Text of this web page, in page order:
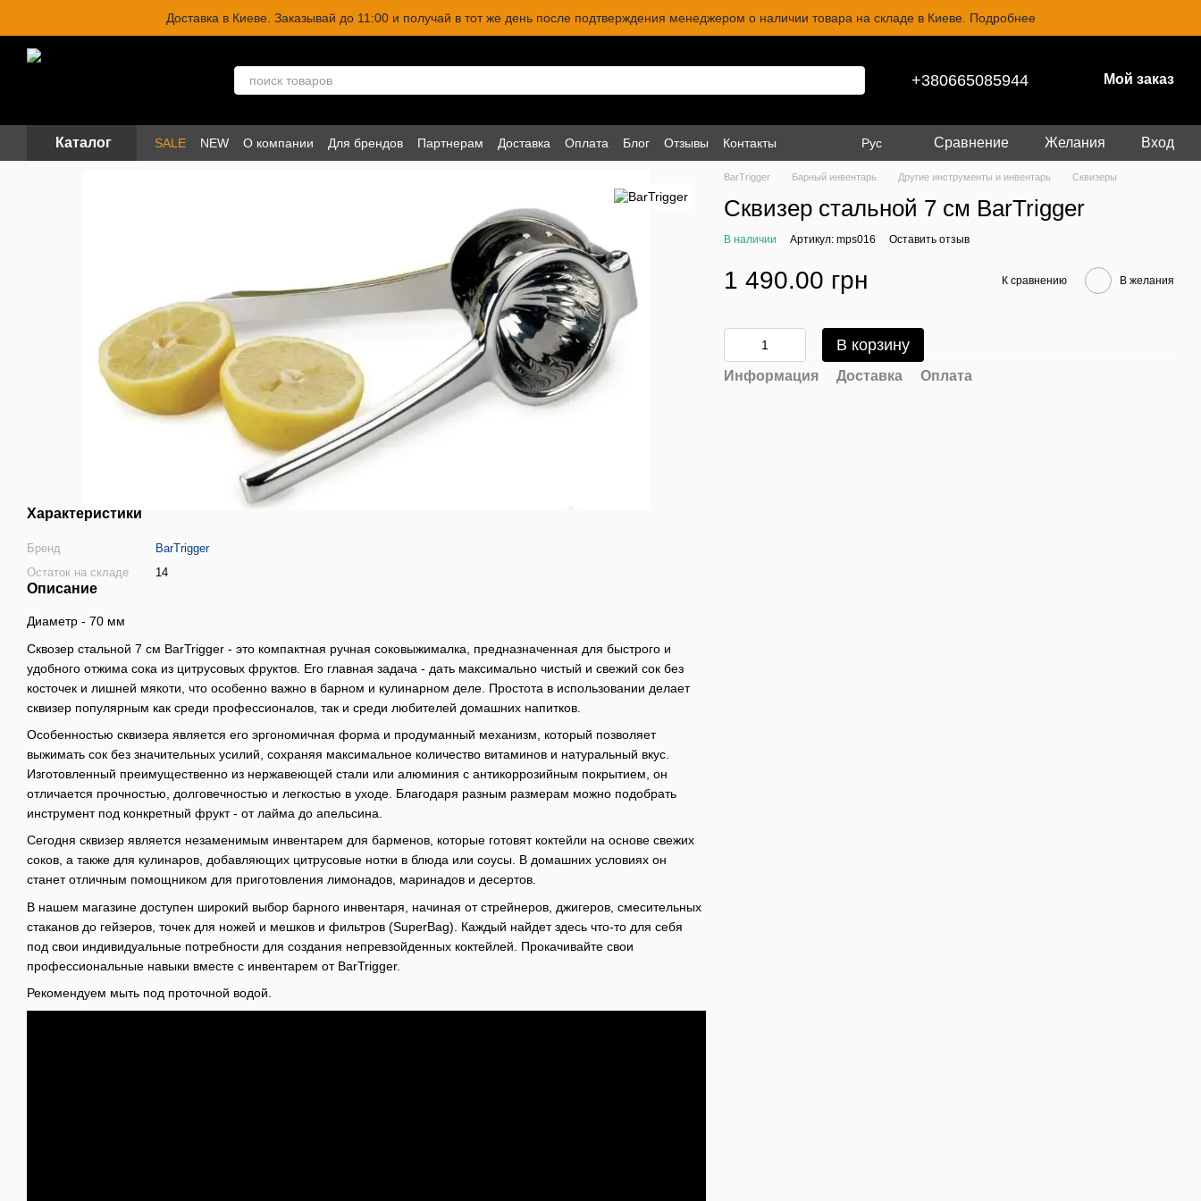
Перейти к основному контентуДоставка в Киеве. Заказывай до 11:00 и получай в тот же день после подтверждения менеджером о наличии товара на складе в Киеве. Подробнее
+380665085944 Мой заказ
Каталог SALE NEW О компании Для брендов Партнерам Доставка Оплата Блог Отзывы Контакты Рус Сравнение Желания Вход
Характеристики
Бренд
BarTrigger
Остаток на складе
14
Описание
Диаметр - 70 мм
Сквозер стальной 7 см BarTrigger - это компактная ручная соковыжималка, предназначенная для быстрого и
удобного отжима сока из цитрусовых фруктов. Его главная задача - дать максимально чистый и свежий сок без
косточек и лишней мякоти, что особенно важно в барном и кулинарном деле. Простота в использовании делает
сквизер популярным как среди профессионалов, так и среди любителей домашних напитков.
Особенностью сквизера является его эргономичная форма и продуманный механизм, который позволяет
выжимать сок без значительных усилий, сохраняя максимальное количество витаминов и натуральный вкус.
Изготовленный преимущественно из нержавеющей стали или алюминия с антикоррозийным покрытием, он
отличается прочностью, долговечностью и легкостью в уходе. Благодаря разным размерам можно подобрать
инструмент под конкретный фрукт - от лайма до апельсина.
Сегодня сквизер является незаменимым инвентарем для барменов, которые готовят коктейли на основе свежих
соков, а также для кулинаров, добавляющих цитрусовые нотки в блюда или соусы. В домашних условиях он
станет отличным помощником для приготовления лимонадов, маринадов и десертов.
В нашем магазине доступен широкий выбор барного инвентаря, начиная от стрейнеров, джигеров, смесительных
стаканов до гейзеров, точек для ножей и мешков и фильтров (SuperBag). Каждый найдет здесь что-то для себя
под свои индивидуальные потребности для создания непревзойденных коктейлей. Прокачивайте свои
профессиональные навыки вместе с инвентарем от BarTrigger.
Рекомендуем мыть под проточной водой.
BarTrigger Барный инвентарь Другие инструменты и инвентарь Сквизеры
Сквизер стальной 7 см BarTrigger
В наличии Артикул: mps016 Оставить отзыв
1 490.00 грн К сравнению В желания
В корзину
Информация Доставка Оплата